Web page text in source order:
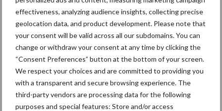
effectiveness, analyzing audience insights, collecting precise
geolocation data, and product development. Please note that
your consent will be valid across all our subdomains. You can
change or withdraw your consent at any time by clicking the
“Consent Preferences” button at the bottom of your screen.
We respect your choices and are committed to providing you
with a transparent and secure browsing experience. The
third-party vendors are processing data for the following
purposes and special features: Store and/or access
Primaire
Sidebar
Recent nieuws Partner nieuws
7 aug
Grondstoffenmarkt blijft grillig:
droogte en geopolitiek houden
handel in de greep